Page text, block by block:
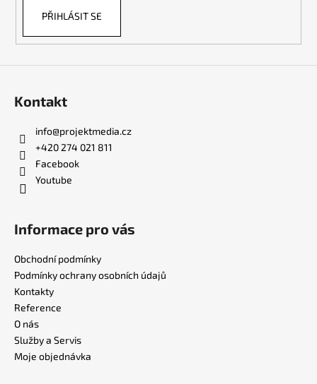
ý
p
PŘIHLÁSIT SE
Kontakt
info@projektmedia.cz
+420 274 021 811
Facebook
Youtube
Informace pro vás
Obchodní podmínky
Podmínky ochrany osobních údajů
Kontakty
Reference
O nás
Služby a Servis
Moje objednávka